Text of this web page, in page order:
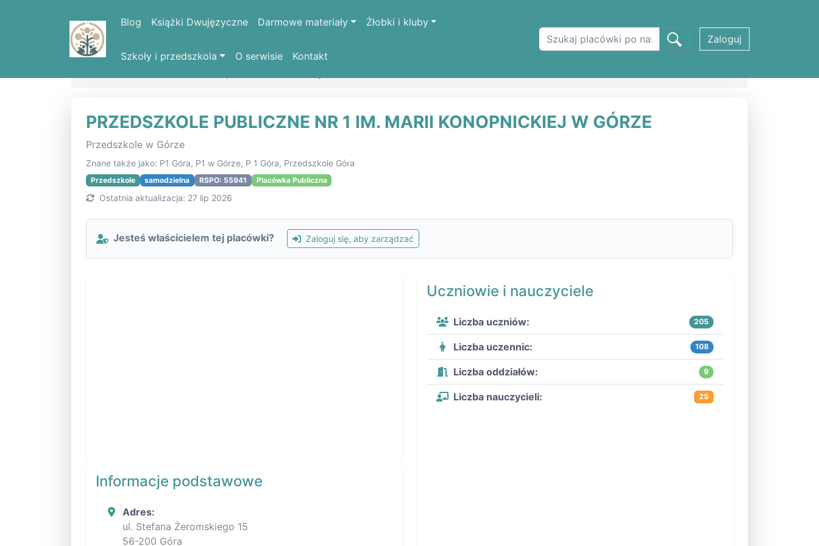
Blog Książki Dwujęzyczne Darmowe materiały Żłobki i kluby
Szkoły i przedszkola O serwisie Kontakt
Zaloguj
PRZEDSZKOLE PUBLICZNE NR 1 IM. MARII KONOPNICKIEJ W GÓRZE
Przedszkole w Górze
Znane także jako: P1 Góra, P1 w Górze, P 1 Góra, Przedszkole Góra
Przedszkole samodzielna RSPO: 55941 Placówka Publiczna
Ostatnia aktualizacja: 27 lip 2026
Jesteś właścicielem tej placówki? Zaloguj się, aby zarządzać
Informacje podstawowe
Adres:
ul. Stefana Żeromskiego 15
56-200 Góra
Uczniowie i nauczyciele
Liczba uczniów: 205
Liczba uczennic: 108
Liczba oddziałów: 9
Liczba nauczycieli: 25